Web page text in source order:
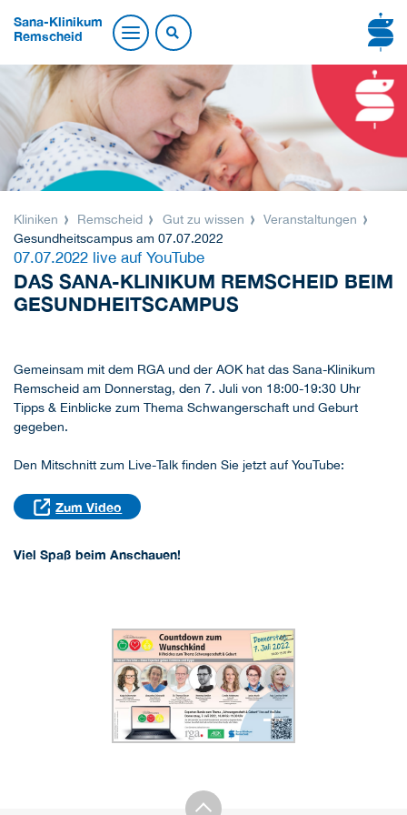
Sana-Klinikum
Remscheid
Kliniken Remscheid Gut zu wissen
Veranstaltungen
Gesundheitscampus am 07.07.2022
07.07.2022 live auf YouTube
DAS SANA-KLINIKUM REMSCHEID BEIM
GESUNDHEITSCAMPUS
Gemeinsam mit dem RGA und der AOK hat das Sana-Klinikum
Remscheid am Donnerstag, den 7. Juli von 18:00-19:30 Uhr
Tipps & Einblicke zum Thema Schwangerschaft und Geburt
gegeben.
Den Mitschnitt zum Live-Talk finden Sie jetzt auf YouTube:
Zum Video
Viel Spaß beim Anschauen!
+